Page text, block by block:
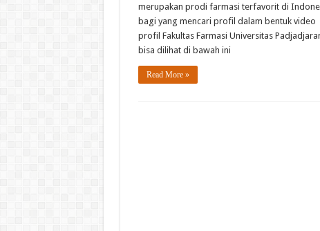
merupakan prodi farmasi terfavorit di
bagi yang mencari profil dalam bentuk video
profil Fakultas Farmasi Universitas
bisa dilihat di bawah ini
Read More »